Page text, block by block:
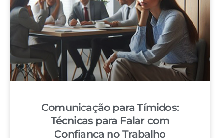
Comunicação para Tímidos:
Técnicas para Falar com
Confiança no Trabalho